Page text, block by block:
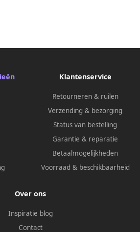
Klantenservice
Retourneren & ruilen
Verzending & bezorging
Status van bestelling
Garantie & reparatie
Betaalmogelijkheden
Voorraad & beschikbaarheid
Over ons
Inspiratie blog
Contact